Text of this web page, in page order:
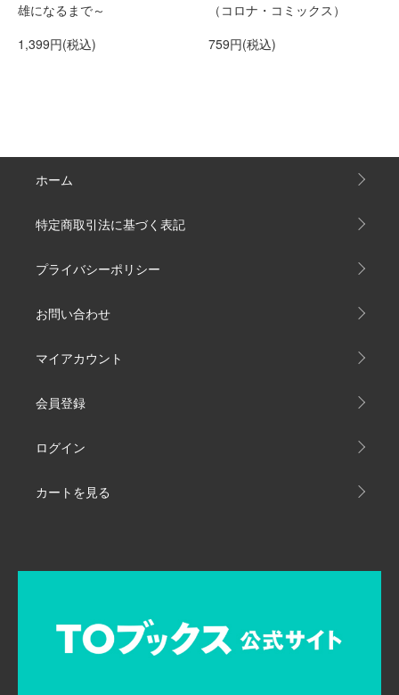
雄になるまで～
1,399円(税込)
（コロナ・コミックス）
759円(税込)
ホーム
特定商取引法に基づく表記
プライバシーポリシー
お問い合わせ
マイアカウント
会員登録
ログイン
カートを見る